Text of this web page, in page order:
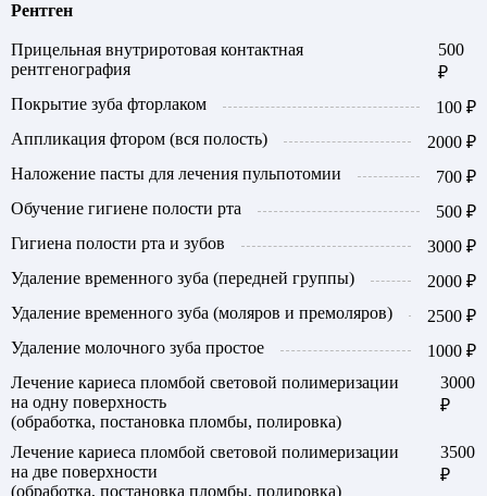
Рентген
Прицельная внутриротовая контактная
рентгенография
500
₽
Покрытие зуба фторлаком
100 ₽
Аппликация фтором (вся полость)
2000 ₽
Наложение пасты для лечения пульпотомии
700 ₽
Обучение гигиене полости рта
500 ₽
Гигиена полости рта и зубов
3000 ₽
Удаление временного зуба (передней группы)
2000 ₽
Удаление временного зуба (моляров и премоляров)
2500 ₽
Удаление молочного зуба простое
1000 ₽
Лечение кариеса пломбой световой полимеризации
на одну поверхность
(обработка, постановка пломбы, полировка)
3000
₽
Лечение кариеса пломбой световой полимеризации
на две поверхности
(обработка, постановка пломбы, полировка)
3500
₽